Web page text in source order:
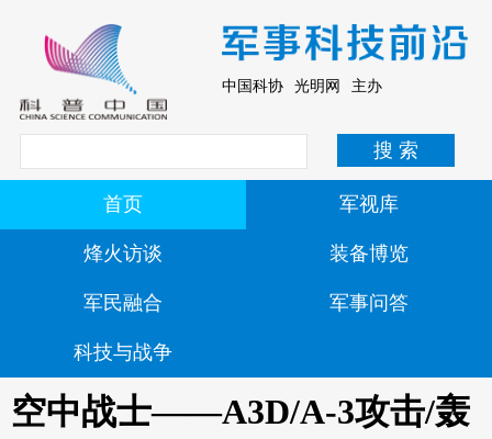
中国科协 光明网 主办
首页 军视库
烽火访谈 装备博览
军民融合 军事问答
科技与战争
空中战士——A3D/A-3攻击/轰